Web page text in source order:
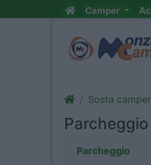
Camper
Sosta camper
Parcheggio
Parcheggio